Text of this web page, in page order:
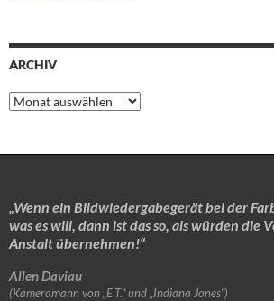
ARCHIV
Archiv
„Wenn ein Bildwiedergabegerät bei der
was es will, dann ist das so, als würden die
Anstalt übernehmen!“
Allen Daviau
(Kameramann von „E.T.“ und „Indiana Jones“)